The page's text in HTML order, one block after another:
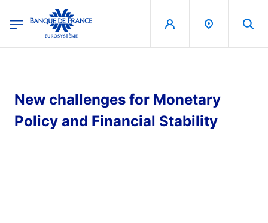
Banque de France - Menu Principal
New challenges for Monetary
Policy and Financial Stability